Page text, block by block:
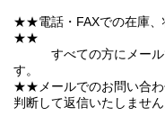
★★電話・FAXでの在庫、
★★
すべての方にメールで
す。
★★メールでのお問い合わ
判断して返信いたしませ